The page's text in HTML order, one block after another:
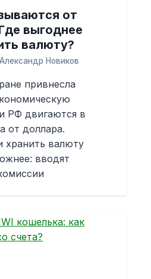
от
выгоднее
валюту?
Александр Новиков
привнесла
РФ двигаются в
от доллара.
хранить валюту
вводят